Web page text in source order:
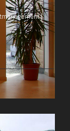
|